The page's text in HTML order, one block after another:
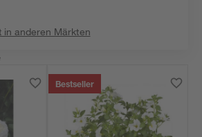
in anderen Märkten
Bestseller